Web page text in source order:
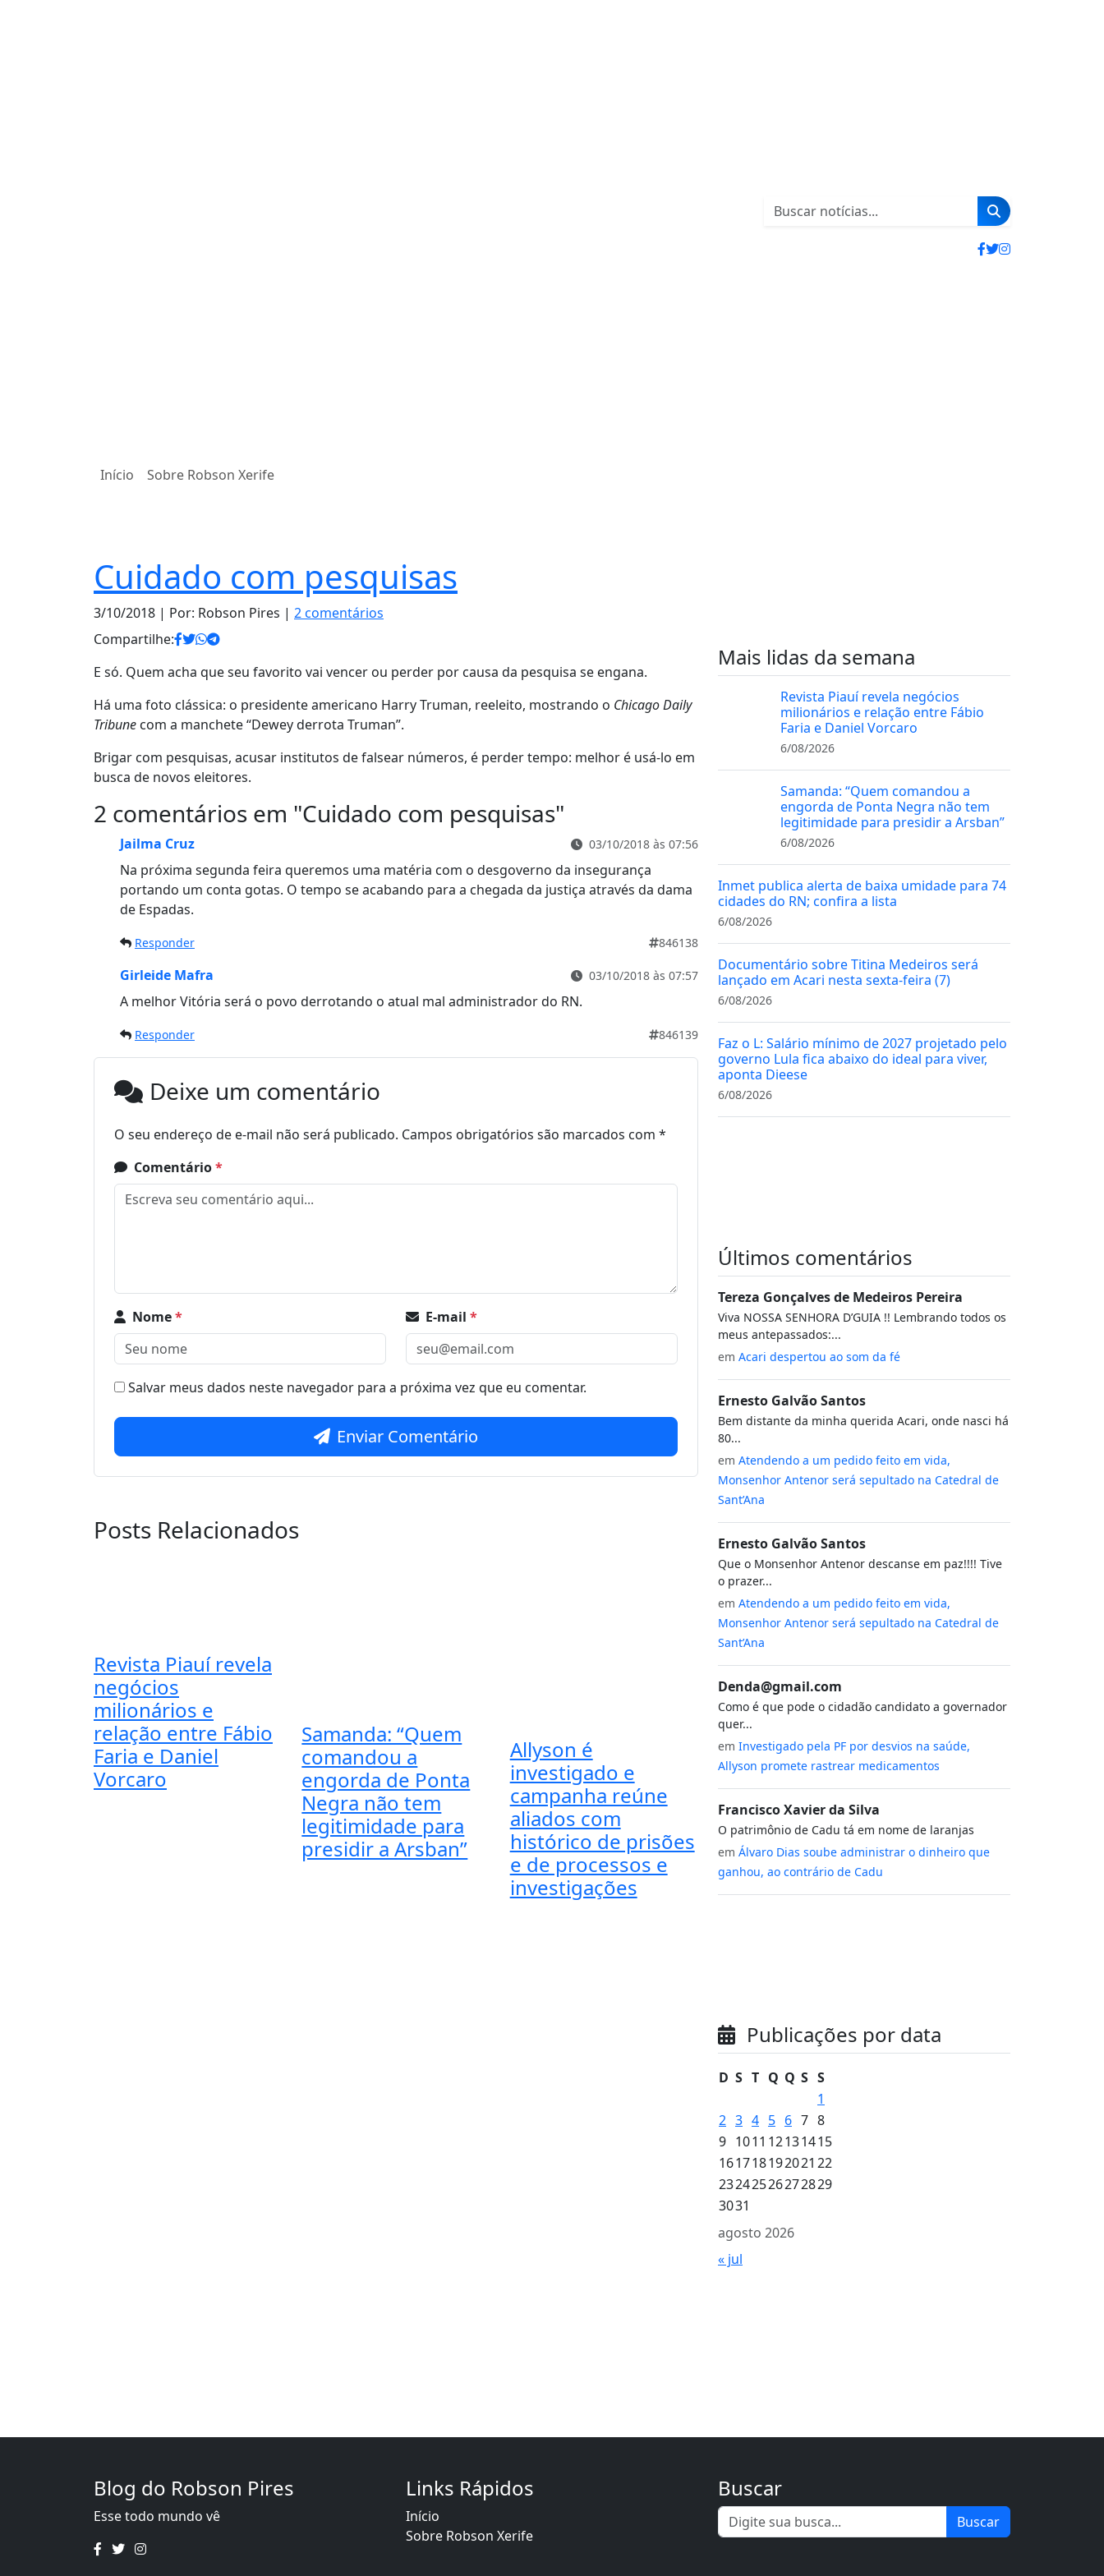
Início Sobre Robson Xerife
Cuidado com pesquisas
3/10/2018 | Por: Robson Pires | 2 comentários
Compartilhe:
E só. Quem acha que seu favorito vai vencer ou perder por causa da pesquisa se engana.
Há uma foto clássica: o presidente americano Harry Truman, reeleito, mostrando o Chicago Daily
Tribune com a manchete “Dewey derrota Truman”.
Brigar com pesquisas, acusar institutos de falsear números, é perder tempo: melhor é usá-lo em
busca de novos eleitores.
2 comentários em "Cuidado com pesquisas"
Jailma Cruz 03/10/2018 às 07:56
Na próxima segunda feira queremos uma matéria com o desgoverno da insegurança
portando um conta gotas. O tempo se acabando para a chegada da justiça através da dama
de Espadas.
Responder 846138
Girleide Mafra 03/10/2018 às 07:57
A melhor Vitória será o povo derrotando o atual mal administrador do RN.
Responder 846139
Deixe um comentário
O seu endereço de e-mail não será publicado. Campos obrigatórios são marcados com *
Comentário*
Nome* E-mail *
Salvar meus dados neste navegador para a próxima vez que eu comentar.
Enviar Comentário
Posts Relacionados
Revista Piauí revela
negócios
milionários e
relação entre Fábio
Faria e Daniel
Vorcaro
Samanda: “Quem
comandou a
engorda de Ponta
Negra não tem
legitimidade para
presidir a Arsban”
Allyson é
investigado e
campanha reúne
aliados com
histórico de prisões
e de processos e
investigações
Mais lidas da semana
Revista Piauí revela negócios
milionários e relação entre Fábio
Faria e Daniel Vorcaro
6/08/2026
Samanda: “Quem comandou a
engorda de Ponta Negra não tem
legitimidade para presidir a Arsban”
6/08/2026
Inmet publica alerta de baixa umidade para 74
cidades do RN; confira a lista
6/08/2026
Documentário sobre Titina Medeiros será
lançado em Acari nesta sexta-feira (7)
6/08/2026
Faz o L: Salário mínimo de 2027 projetado pelo
governo Lula fica abaixo do ideal para viver,
aponta Dieese
6/08/2026
Últimos comentários
Tereza Gonçalves de Medeiros Pereira
Viva NOSSA SENHORA D’GUIA !! Lembrando todos os
meus antepassados:...
em Acari despertou ao som da fé
Ernesto Galvão Santos
Bem distante da minha querida Acari, onde nasci há
80...
em Atendendo a um pedido feito em vida,
Monsenhor Antenor será sepultado na Catedral de
Sant’Ana
Ernesto Galvão Santos
Que o Monsenhor Antenor descanse em paz!!!! Tive
o prazer...
em Atendendo a um pedido feito em vida,
Monsenhor Antenor será sepultado na Catedral de
Sant’Ana
Denda@gmail.com
Como é que pode o cidadão candidato a governador
quer...
em Investigado pela PF por desvios na saúde,
Allyson promete rastrear medicamentos
Francisco Xavier da Silva
O patrimônio de Cadu tá em nome de laranjas
em Álvaro Dias soube administrar o dinheiro que
ganhou, ao contrário de Cadu
Publicações por data
agosto 2026
D S T Q Q S S
1
2 3 4 5 6 7 8
9 1011 12131415
161718192021 22
23242526272829
3031
« jul
Blog do Robson Pires
Esse todo mundo vê
Links Rápidos
Início
Sobre Robson Xerife
Buscar
Buscar